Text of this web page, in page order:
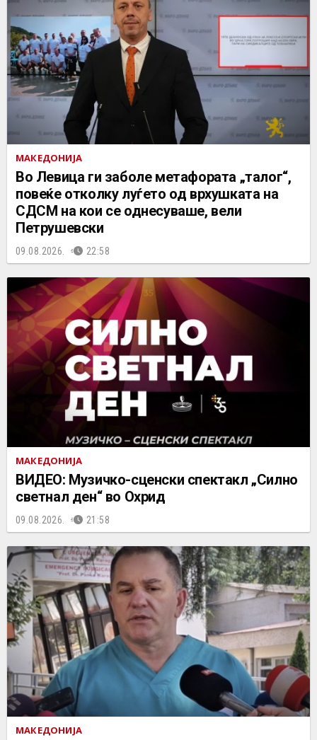
МАКЕДОНИЈА
Во Левица ги заболе метафората „талог“,
повеќе отколку луѓето од врхушката на
СДСМ на кои се однесуваше, вели
Петрушевски
09.08.2026. 22:58
МАКЕДОНИЈА
ВИДЕО: Музичко-сценски спектакл „Силно
светнал ден“ во Охрид
09.08.2026. 21:58
МАКЕДОНИЈА